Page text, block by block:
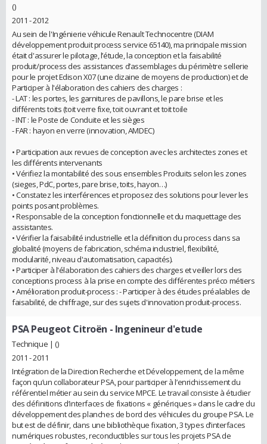
()
2011 - 2012
Au sein de l'Ingénierie véhicule Renault Technocentre (DIAM
développement produit process service 65140), ma principale mission
était d'assurer le pilotage, l’étude, la conception et la faisabilité
produit/process des assistances d’assemblages du périmètre sellerie
pour le projet Edison X07 (une dizaine de moyens de production) et de
Participer à l'élaboration des cahiers des charges :
- LAT : les portes, les garnitures de pavillons, le pare brise et les
différents toits (toit verre fixe, toit ouvrant et toit toile
- INT : le Poste de Conduite et les sièges
- FAR : hayon en verre (innovation, AMDEC)
• Participation aux revues de conception avec les architectes zones et
les différents intervenants
• Vérifiez la montabilité des sous ensembles Produits selon les zones
(sieges, PdC, portes, pare brise, toits, hayon…)
• Constatez les interférences et proposez des solutions pour lever les
points posant problèmes.
• Responsable de la conception fonctionnelle et du maquettage des
assistantes.
• Vérifier la faisabilité industrielle et la définition du process dans sa
globalité (moyens de fabrication, schéma industriel, flexibilité,
modularité, niveau d'automatisation, capacités).
• Participer à l'élaboration des cahiers des charges et veiller lors des
conceptions process à la prise en compte des différentes préco métiers
• Amélioration produit-process : - Participer à des études préalables de
faisabilité, de chiffrage, sur des sujets d'innovation produit-process.
PSA Peugeot Citroën - Ingenineur d'etude
Technique | ()
2011 - 2011
Intégration de la Direction Recherche et Développement, de la même
façon qu’un collaborateur PSA, pour participer à l’enrichissement du
référentiel métier au sein du service MPCE. Le travail consiste à étudier
des définitions d’interfaces de fixations « génériques » dans le cadre du
développement des planches de bord des véhicules du groupe PSA. Le
but est de définir, dans une bibliothèque fixation, 3 types d’interfaces
numériques robustes, reconductibles sur tous les projets PSA de